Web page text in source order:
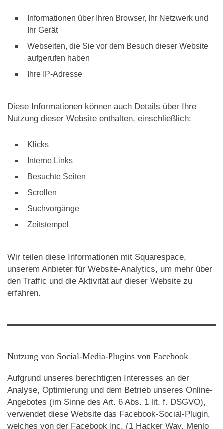
Informationen über Ihren Browser, Ihr Netzwerk und
Ihr Gerät
Webseiten, die Sie vor dem Besuch dieser Website
aufgerufen haben
Ihre IP-Adresse
Diese Informationen können auch Details über Ihre
Nutzung dieser Website enthalten, einschließlich:
Klicks
Interne Links
Besuchte Seiten
Scrollen
Suchvorgänge
Zeitstempel
Wir teilen diese Informationen mit Squarespace,
unserem Anbieter für Website-Analytics, um mehr über
den Traffic und die Aktivität auf dieser Website zu
erfahren.
Nutzung von Social-Media-Plugins von Facebook
Aufgrund unseres berechtigten Interesses an der
Analyse, Optimierung und dem Betrieb unseres Online-
Angebotes (im Sinne des Art. 6 Abs. 1 lit. f. DSGVO),
verwendet diese Website das Facebook-Social-Plugin,
welches von der Facebook Inc. (1 Hacker Way, Menlo